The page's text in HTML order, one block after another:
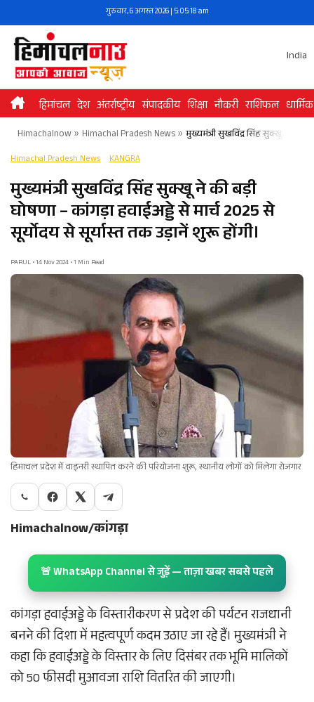
to
content
गुरुवार, 6 अगस्त 2026 | 5:05:18 am
India
हिमांचल देश अंतर्राष्ट्रीय संपादकीय शिक्षा नौकरी राशिफल धार्मिक
Himachalnow» Himachal Pradesh News» मुख्यमंत्री सुखविंद्र सिंह सुक्खू ने की
Himachal Pradesh News KANGRA
मुख्यमंत्री सुखविंद्र सिंह सुक्खू ने की बड़ी
घोषणा – कांगड़ा हवाईअड्डे से मार्च 2025 से
सूर्योदय से सूर्यास्त तक उड़ानें शुरू होंगी।
PARUL • 14 Nov 2024 • 1 Min Read
हिमाचल प्रदेश में वाइनरी स्थापित करने की परियोजना शुरू, स्थानीय लोगों को मिलेगा रोजगार
Himachalnow/कांगड़ा
🚨 WhatsApp Channel से जुड़ें — ताज़ा खबर सबसे पहले
कांगड़ा हवाईअड्डे के विस्तारीकरण से प्रदेश की पर्यटन राजधानी
बनने की दिशा में महत्वपूर्ण कदम उठाए जा रहे हैं। मुख्यमंत्री ने
कहा कि हवाईअड्डे के विस्तार के लिए दिसंबर तक भूमि मालिकों
को 50 फीसदी मुआवजा राशि वितरित की जाएगी।